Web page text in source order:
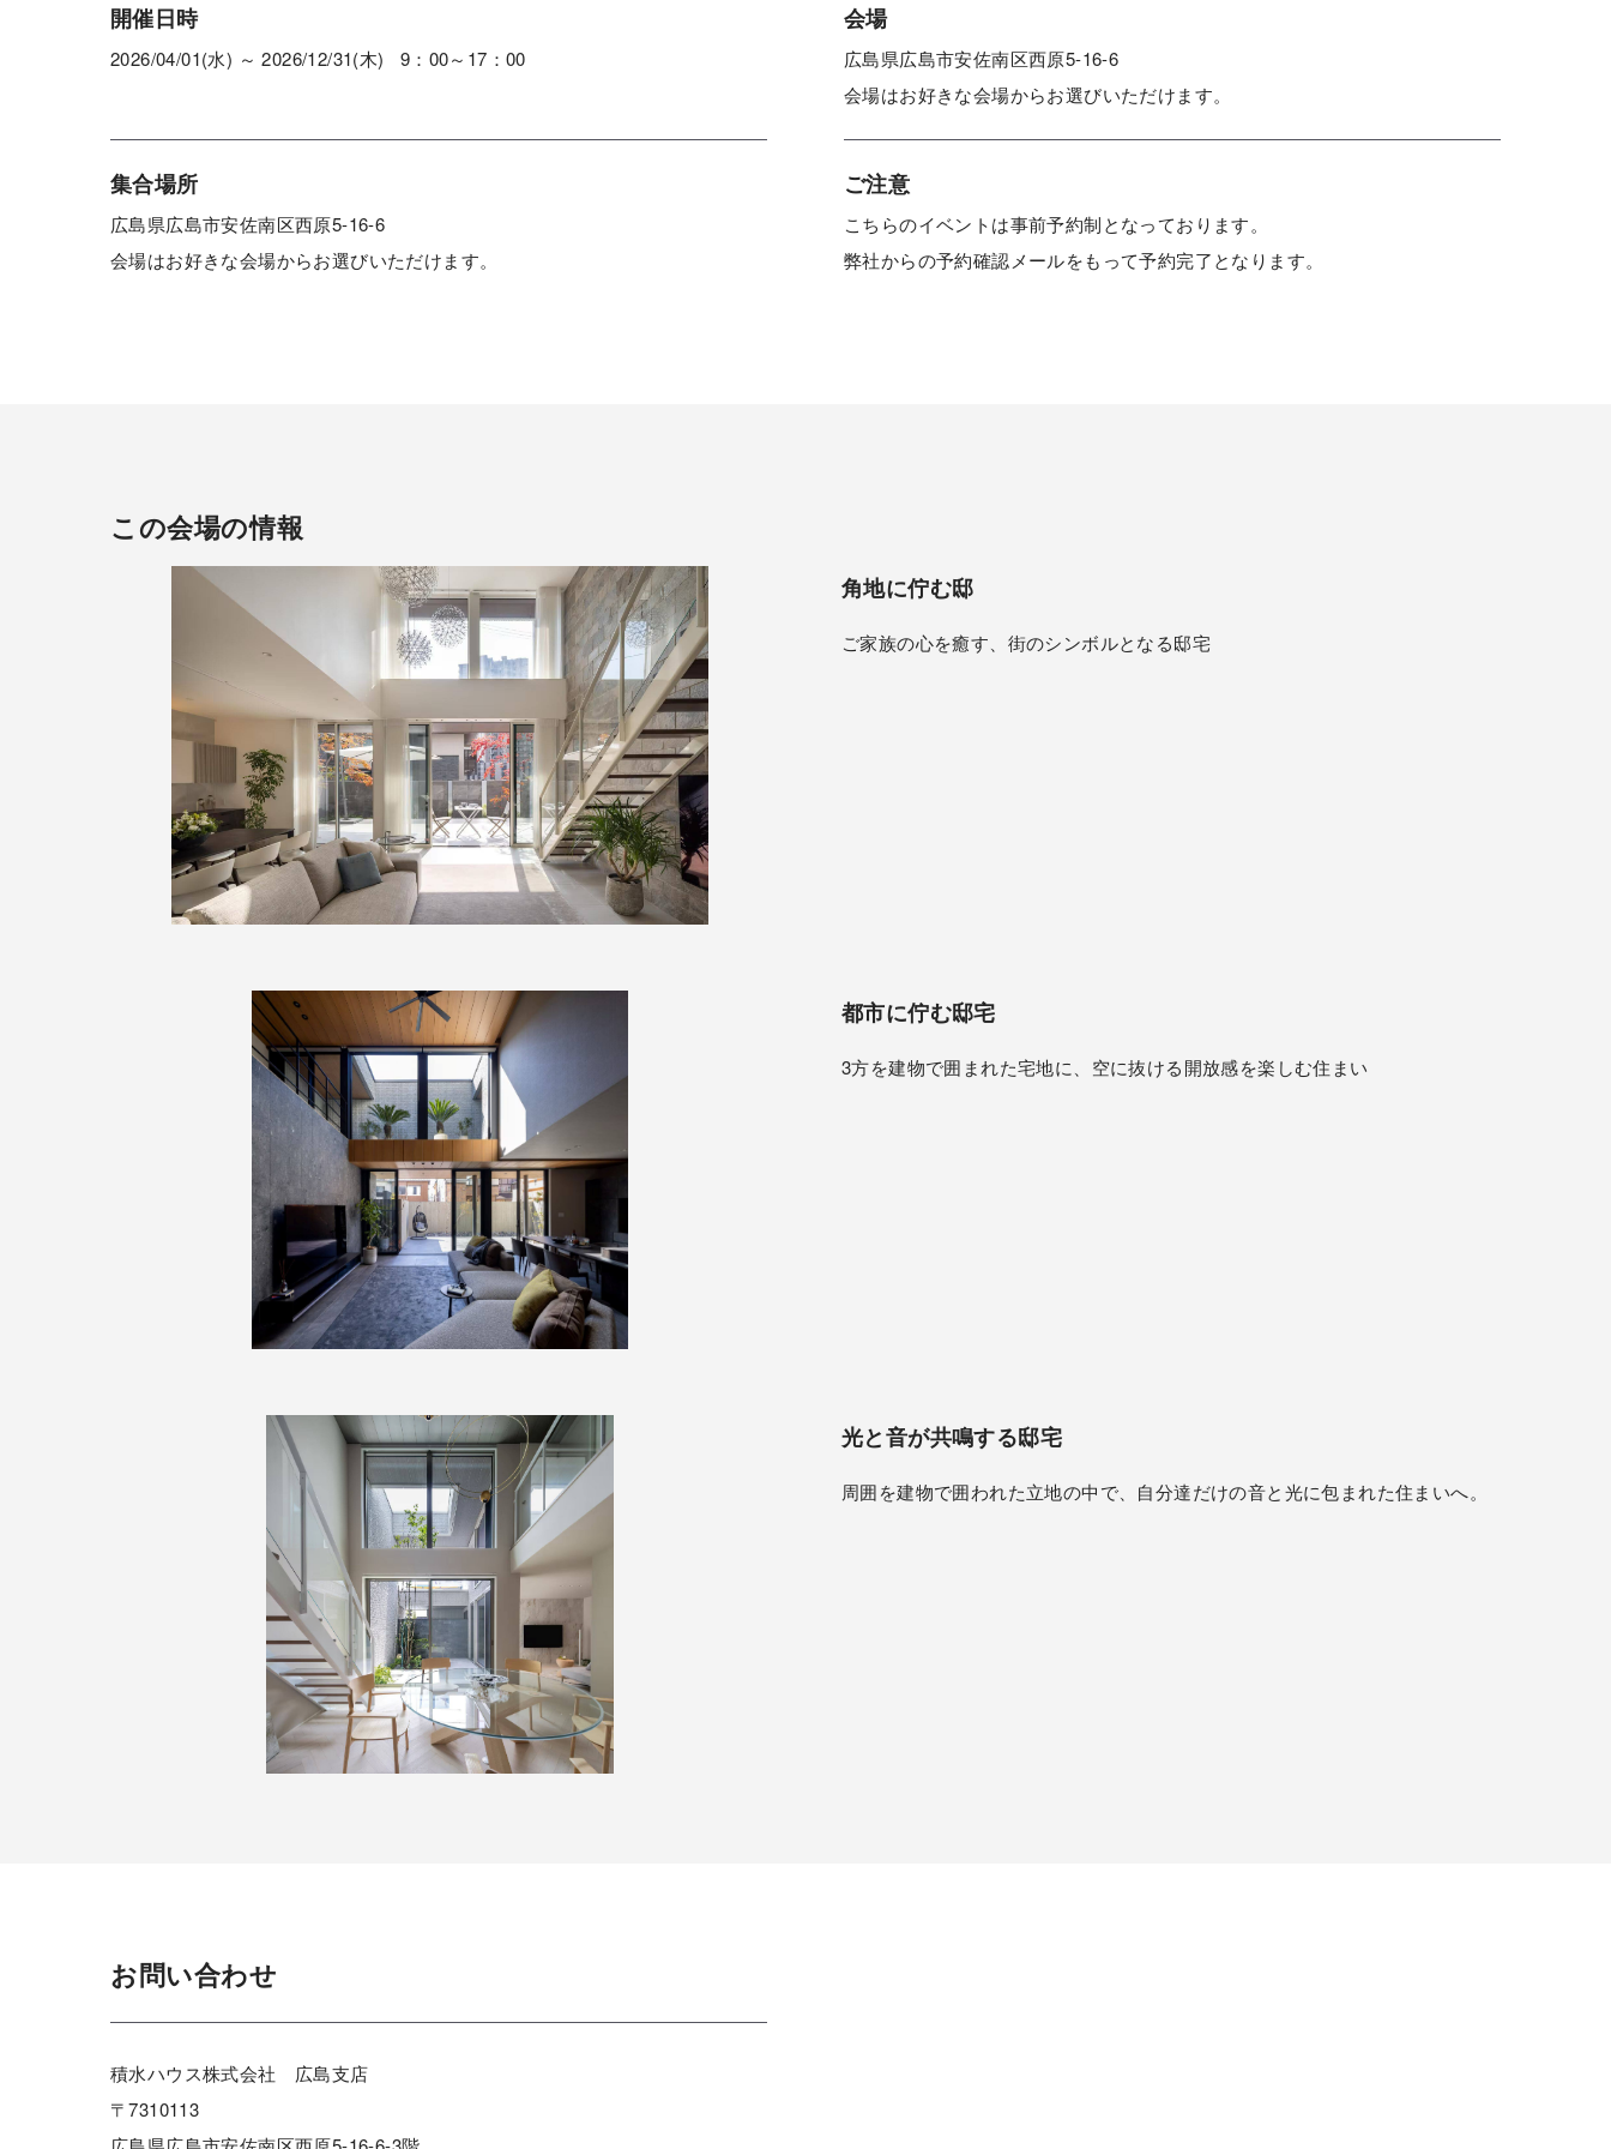
開催日時
2026/04/01(水) ～ 2026/12/31(木) 9：00～17：00
会場
広島県広島市安佐南区西原5-16-6
会場はお好きな会場からお選びいただけます。
集合場所
広島県広島市安佐南区西原5-16-6
会場はお好きな会場からお選びいただけます。
ご注意
こちらのイベントは事前予約制となっております。
弊社からの予約確認メールをもって予約完了となります。
この会場の情報
角地に佇む邸
ご家族の心を癒す、街のシンボルとなる邸宅
都市に佇む邸宅
3方を建物で囲まれた宅地に、空に抜ける開放感を楽しむ住まい
光と音が共鳴する邸宅
周囲を建物で囲われた立地の中で、自分達だけの音と光に包まれた住まいへ。
お問い合わせ
積水ハウス株式会社 広島支店
〒7310113